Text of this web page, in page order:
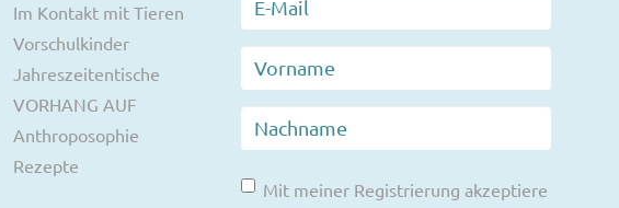
Im Kontakt mit Tieren
Vorschulkinder
Jahreszeitentische
VORHANG AUF
Anthroposophie
Rezepte
Mit meiner Registrierung akzeptiere